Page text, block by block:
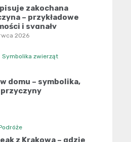
zakochana
– przykładowe
i sygnały
2026
Symbolika zwierząt
domu – symbolika,
z Krakowa – gdzie